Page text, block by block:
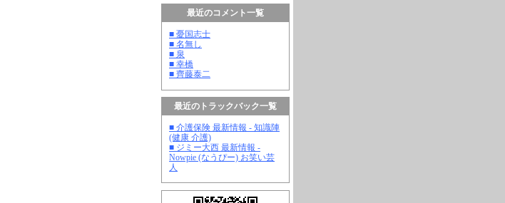
最近のコメント一覧
■ 憂国志士
■ 名無し
■ 泉
■ 幸橋
■ 齊藤泰二
最近のトラックバック一覧
■ 介護保険 最新情報 - 知識陣
(健康 介護)
■ ジミー大西 最新情報 -
Nowpie (なうぴー) お笑い芸
人